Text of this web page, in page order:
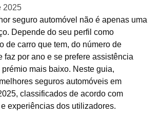
2025
seguro automóvel não é apenas uma
Depende do seu perfil como
de carro que tem, do número de
faz por ano e se prefere assistência
mais baixo. Neste guia,
seguros automóveis em
classificados de acordo com
experiências dos utilizadores.